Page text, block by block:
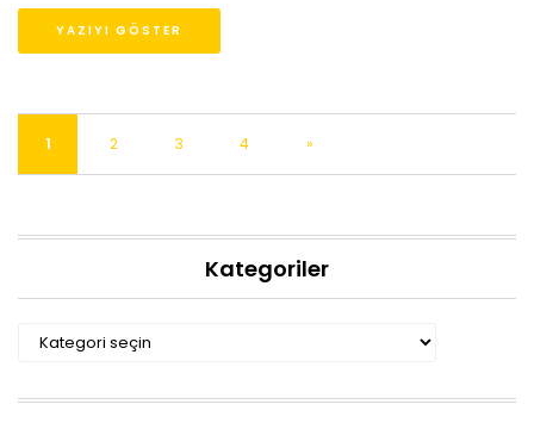
YAZIYI GÖSTER
1 2 3 4 »
Kategoriler
Kategoriler